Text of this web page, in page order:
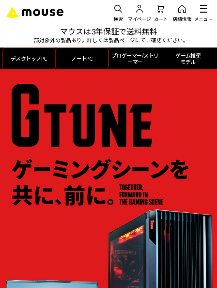
検索 マイページ カート 店舗情報 メニュー
マウスは3年保証で送料無料
一部対象外の製品あり。詳しくは製品ページにてご確認ください。
デスクトップPC ノートPC
プロゲーマー/ストリ
ーマー
ゲーム推奨
モデル